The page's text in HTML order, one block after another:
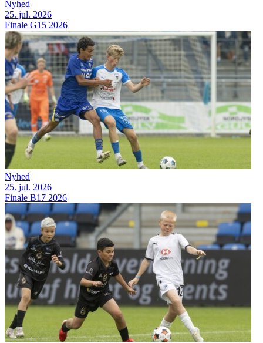
Nyhed
25. jul. 2026
Finale G15 2026
Nyhed
25. jul. 2026
Finale B17 2026